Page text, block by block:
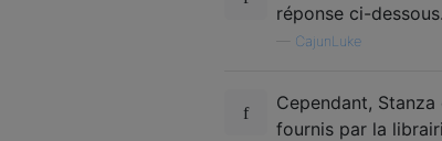
réponse ci-dessous.
CajunLuke
Cependant,
fournis par la